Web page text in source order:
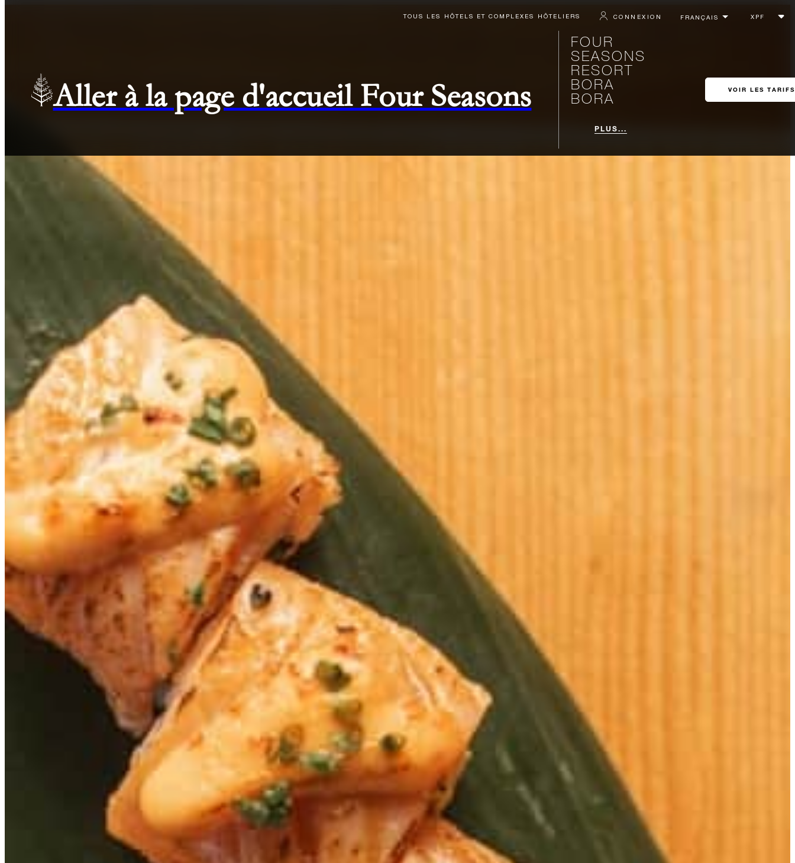
TOUS LES HÔTELS ET COMPLEXES HÔTELIERS CONNEXION
Aller à la page d'accueil Four Seasons
FOUR
SEASONS
RESORT
BORA
BORA
PLUS...
VOIR LES TARIFS